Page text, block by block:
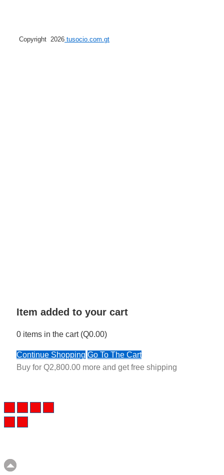
Copyright 2026 tusocio.com.gt
Item added to your cart
0 items in the cart (Q0.00)
Continue Shopping Go To The Cart
Buy for Q2,800.00 more and get free shipping